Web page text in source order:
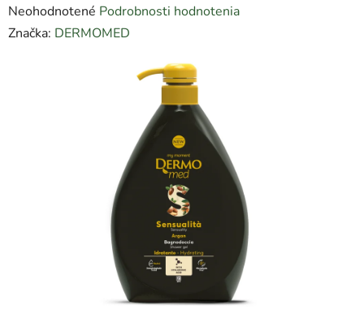
Priemerné
hodnotenie
Neohodnotené Podrobnosti hodnotenia
Značka: DERMOMED